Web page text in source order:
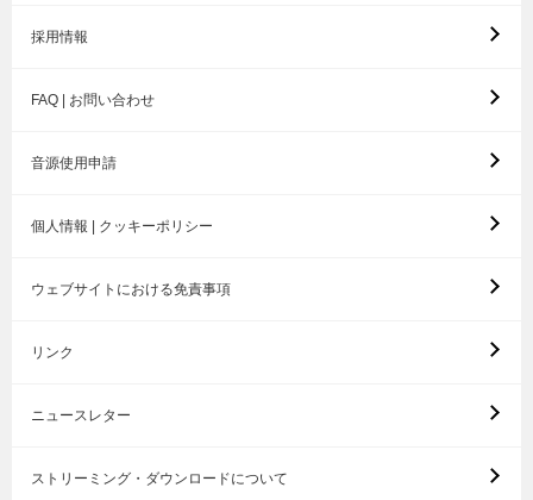
採用情報
FAQ | お問い合わせ
音源使用申請
個人情報 | クッキーポリシー
ウェブサイトにおける免責事項
リンク
ニュースレター
ストリーミング・ダウンロードについて